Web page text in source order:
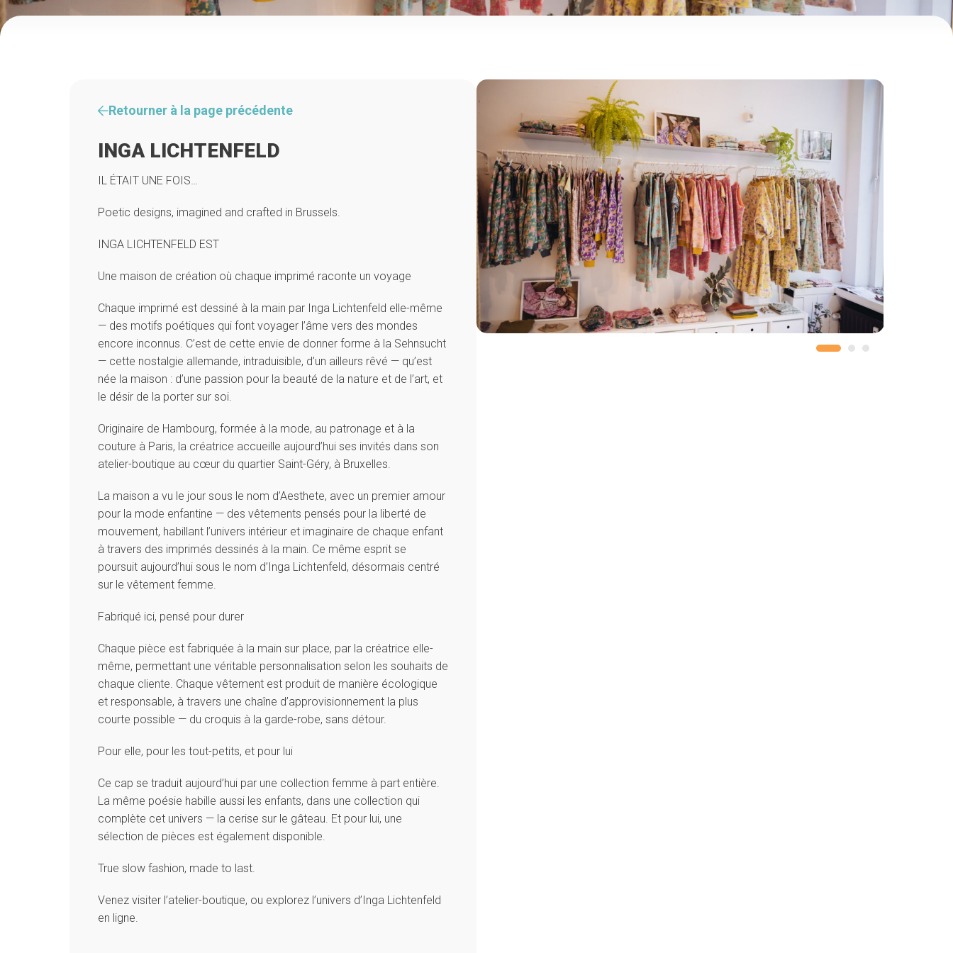
Retourner à la page précédente
INGA LICHTENFELD
IL ÉTAIT UNE FOIS…
Poetic designs, imagined and crafted in Brussels.
INGA LICHTENFELD EST
Une maison de création où chaque imprimé raconte un voyage
Chaque imprimé est dessiné à la main par Inga Lichtenfeld elle-même
— des motifs poétiques qui font voyager l’âme vers des mondes
encore inconnus. C’est de cette envie de donner forme à la Sehnsucht
— cette nostalgie allemande, intraduisible, d’un ailleurs rêvé — qu’est
née la maison : d’une passion pour la beauté de la nature et de l’art, et
le désir de la porter sur soi.
Originaire de Hambourg, formée à la mode, au patronage et à la
couture à Paris, la créatrice accueille aujourd’hui ses invités dans son
atelier-boutique au cœur du quartier Saint-Géry, à Bruxelles.
La maison a vu le jour sous le nom d’Aesthete, avec un premier amour
pour la mode enfantine — des vêtements pensés pour la liberté de
mouvement, habillant l’univers intérieur et imaginaire de chaque enfant
à travers des imprimés dessinés à la main. Ce même esprit se
poursuit aujourd’hui sous le nom d’Inga Lichtenfeld, désormais centré
sur le vêtement femme.
Fabriqué ici, pensé pour durer
Chaque pièce est fabriquée à la main sur place, par la créatrice elle-
même, permettant une véritable personnalisation selon les souhaits de
chaque cliente. Chaque vêtement est produit de manière écologique
et responsable, à travers une chaîne d’approvisionnement la plus
courte possible — du croquis à la garde-robe, sans détour.
Pour elle, pour les tout-petits, et pour lui
Ce cap se traduit aujourd’hui par une collection femme à part entière.
La même poésie habille aussi les enfants, dans une collection qui
complète cet univers — la cerise sur le gâteau. Et pour lui, une
sélection de pièces est également disponible.
True slow fashion, made to last.
Venez visiter l’atelier-boutique, ou explorez l’univers d’Inga Lichtenfeld
en ligne.